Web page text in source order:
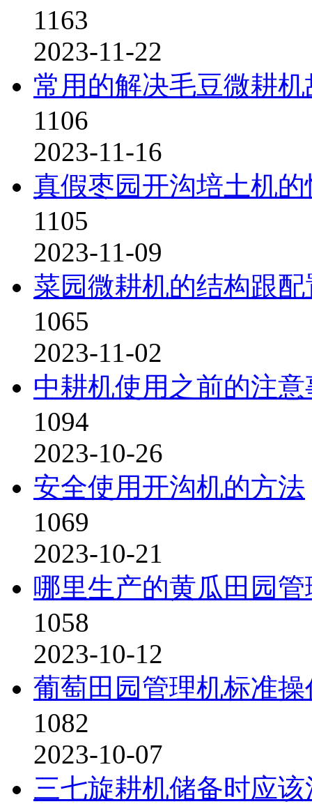
1163
2023-11-22
常用的解决毛豆微耕
1106
2023-11-16
真假枣园开沟培土机
1105
2023-11-09
菜园微耕机的结构跟配
1065
2023-11-02
中耕机使用之前的注意
1094
2023-10-26
安全使用开沟机的方法
1069
2023-10-21
哪里生产的黄瓜田园
1058
2023-10-12
葡萄田园管理机标准操
1082
2023-10-07
三七旋耕机储备时应